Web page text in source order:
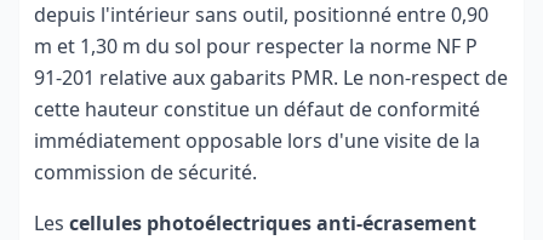
depuis l'intérieur sans outil, positionné entre 0,90
m et 1,30 m du sol pour respecter la norme NF P
91-201 relative aux gabarits PMR. Le non-respect de
cette hauteur constitue un défaut de conformité
immédiatement opposable lors d'une visite de la
commission de sécurité.
Les cellules photoélectriques anti-écrasement